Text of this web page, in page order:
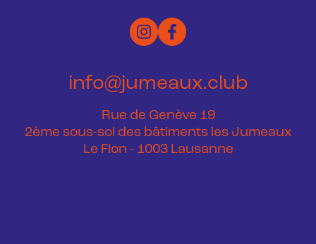
info@jumeaux.club
Rue de Genève 19
2ème sous-sol des bâtiments les Jumeaux
Le Flon - 1003 Lausanne